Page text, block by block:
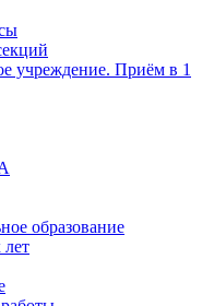
учреждение. Приём в 1
образование